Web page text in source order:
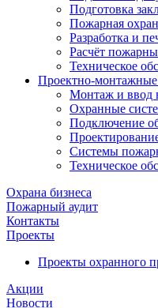
Подготовка
Пожарная
Разработка и
Расчёт
Техническое
Проектно-монтажные
Монтаж и ввод
Охранные
Подключение
Системы
Техническое
Охрана бизнеса
Пожарный аудит
Контакты
Проекты
Проекты охранного
Акции
Новости